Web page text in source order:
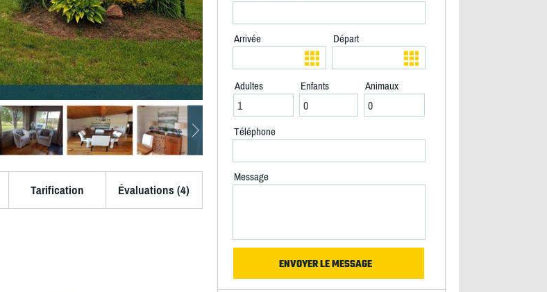
Tarification Évaluations (4)
Arrivée Départ
Adultes Enfants Animaux
Téléphone
Message